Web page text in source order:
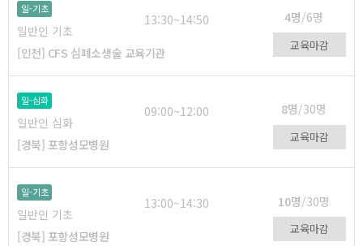
일-기초
일반인 기초
13:30~14:50 4명/6명
[인천] CFS 심폐소생술 교육기관 교육마감
일-심화
일반인 심화
09:00~12:00 8명/30명
[경북] 포항성모병원 교육마감
일-기초
일반인 기초
13:00~14:30 10명/30명
[경북] 포항성모병원 교육마감